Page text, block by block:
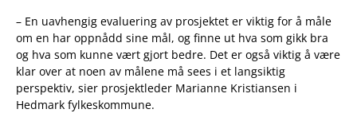
– En uavhengig evaluering av prosjektet er viktig for å måle
om en har oppnådd sine mål, og finne ut hva som gikk bra
og hva som kunne vært gjort bedre. Det er også viktig å være
klar over at noen av målene må sees i et langsiktig
perspektiv, sier prosjektleder Marianne Kristiansen i
Hedmark fylkeskommune.